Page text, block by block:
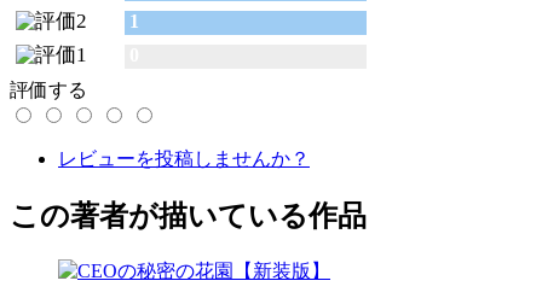
1
評価する
レビューを投稿しませんか？
この著者が描いている作品